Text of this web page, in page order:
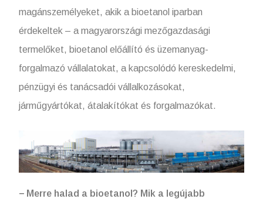
magánszemélyeket, akik a bioetanol iparban
érdekeltek – a magyarországi mezőgazdasági
termelőket, bioetanol előállító és üzemanyag-
forgalmazó vállalatokat, a kapcsolódó kereskedelmi,
pénzügyi és tanácsadói vállalkozásokat,
járműgyártókat, átalakítókat és forgalmazókat.
− Merre halad a bioetanol? Mik a legújabb